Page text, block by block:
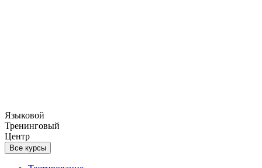
Языковой
Тренинговый
Центр
Все курсы